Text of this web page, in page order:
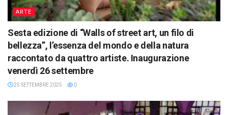
ARTE
Sesta edizione di “Walls of street art, un filo di
bellezza”, l’essenza del mondo e della natura
raccontato da quattro artiste. Inaugurazione
venerdì 26 settembre
25 SETTEMBRE 2025 0